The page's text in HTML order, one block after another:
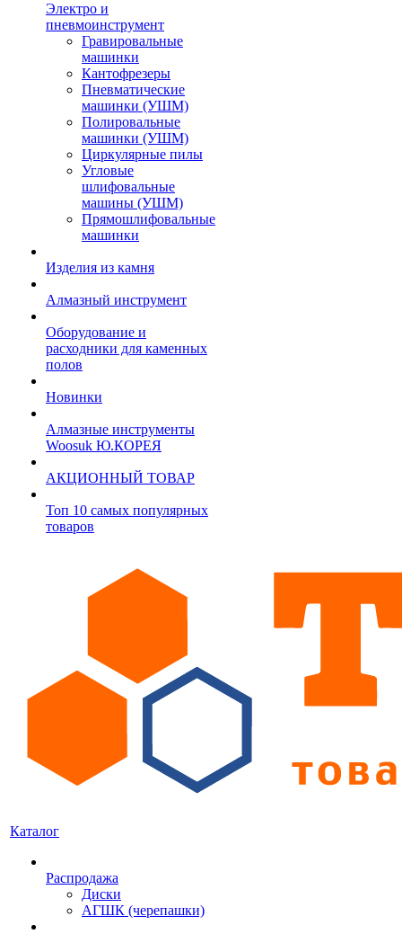
Электро и
пневмоинструмент
Гравировальные
машинки
Кантофрезеры
Пневматические
машинки (УШМ)
Полировальные
машинки (УШМ)
Циркулярные пилы
Угловые
шлифовальные
машины (УШМ)
Прямошлифовальные
машинки
Изделия из камня
Алмазный инструмент
Оборудование и
расходники для каменных
полов
Новинки
Алмазные инструменты
Woosuk Ю.КОРЕЯ
АКЦИОННЫЙ ТОВАР
Топ 10 самых популярных
товаров
Каталог
Распродажа
Диски
АГШК (черепашки)